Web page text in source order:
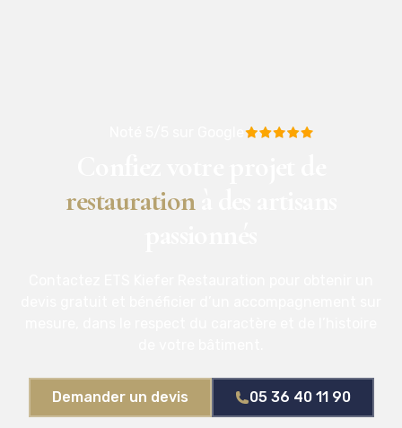
restaurationà des artisans
Demander un devis 05 36 40 11 90